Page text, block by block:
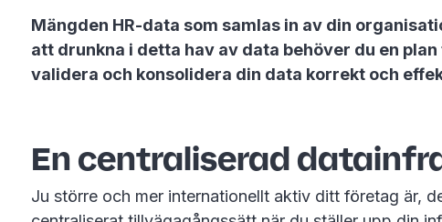
Mängden HR-data som samlas in av din
att drunkna i detta hav av data behöver du en
validera och konsolidera din data korrekt och
En centraliserad
Ju större och mer internationellt aktiv ditt företag är,